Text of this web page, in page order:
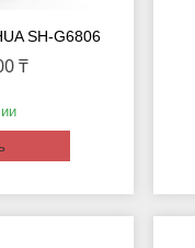
SH-G6806
₸